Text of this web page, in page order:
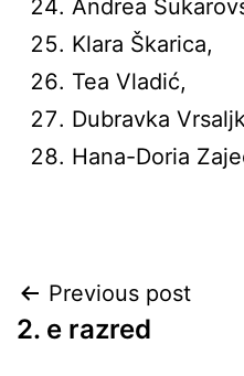
Andrea
Klara Škarica,
Tea Vladić,
Dubravka
Hana-Doria
Post
navigation
Previous post
2. e razred